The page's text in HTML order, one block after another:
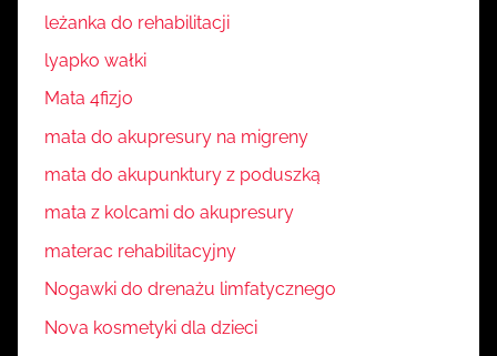
leżanka do rehabilitacji
lyapko wałki
Mata 4fizjo
mata do akupresury na migreny
mata do akupunktury z poduszką
mata z kolcami do akupresury
materac rehabilitacyjny
Nogawki do drenażu limfatycznego
Nova kosmetyki dla dzieci